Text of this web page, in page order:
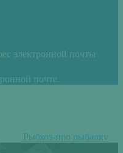
электронной почты
почте.
Рыбхоз-про рыбалку